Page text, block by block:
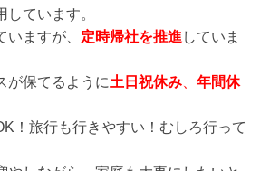
しています。
ますが、 定時帰社を推進 していま
が保てるように土日祝休み
年間休
！旅行も行きやすい！むしろ行って